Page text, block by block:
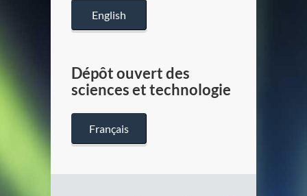
English
Dépôt ouvert des
sciences et technologie
Français